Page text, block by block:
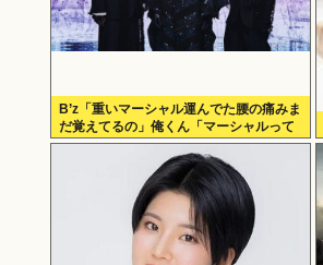
B’z「重いマーシャル運んでた腰の痛みま
だ覚えてるの」俺くん「マーシャルって
何？ 」